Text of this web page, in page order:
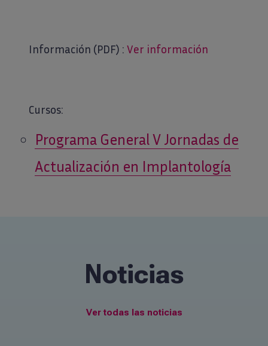
Información (PDF) : Ver información
Cursos:
Programa General V Jornadas de
Actualización en Implantología
Noticias
Ver todas las noticias